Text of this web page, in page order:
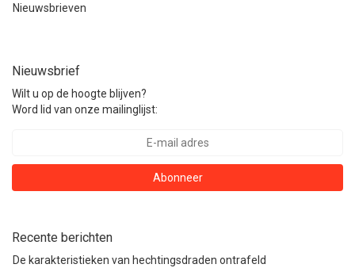
Nieuwsbrieven
Nieuwsbrief
Wilt u op de hoogte blijven?
Word lid van onze mailinglijst:
Abonneer
Recente berichten
De karakteristieken van hechtingsdraden ontrafeld